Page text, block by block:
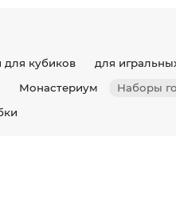
кубиков
для
Монастериум Наборы